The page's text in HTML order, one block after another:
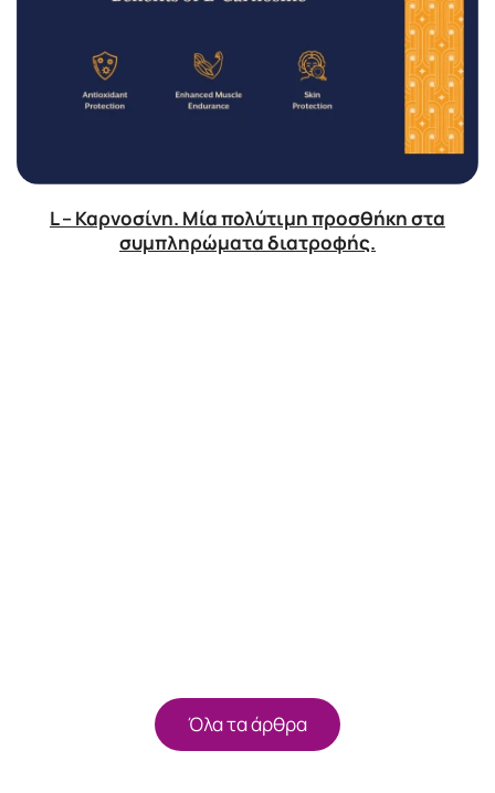
L – Καρνοσίνη. Μία πολύτιμη προσθήκη στα
συμπληρώματα διατροφής.
Όλα τα άρθρα